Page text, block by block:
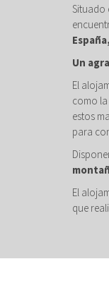
Situado
España,
Un
El
como la
estos
para
El
que